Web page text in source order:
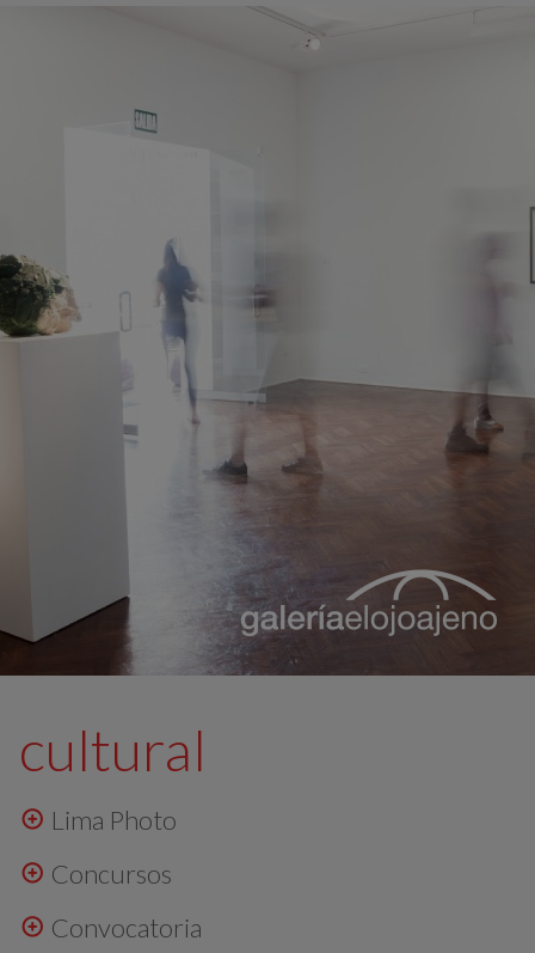
cultural
Lima Photo
Concursos
Convocatoria
¡ESTUDIA CON NOSOTROS!
CURSOS